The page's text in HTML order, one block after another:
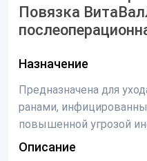
Повязка
Назначение
Предназначена для
ранами,
повышенной угрозой
Описание